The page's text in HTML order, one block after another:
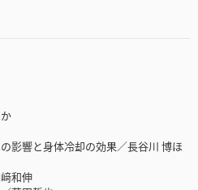
影響と身体冷却の効果／長谷川 博ほ
和伸